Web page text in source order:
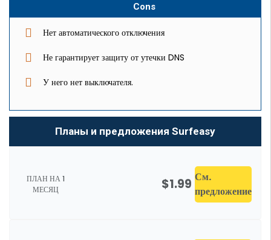
Cons
Нет автоматического отключения
Не гарантирует защиту от утечки DNS
У него нет выключателя.
Планы и предложения Surfeasy
ПЛАН НА 1
МЕСЯЦ
$1.99 См.
предложение